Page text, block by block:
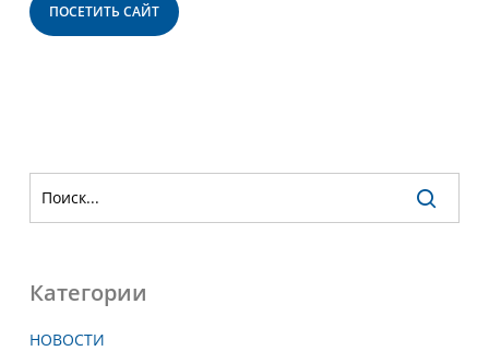
ПОСЕТИТЬ САЙТ
Категории
НОВОСТИ